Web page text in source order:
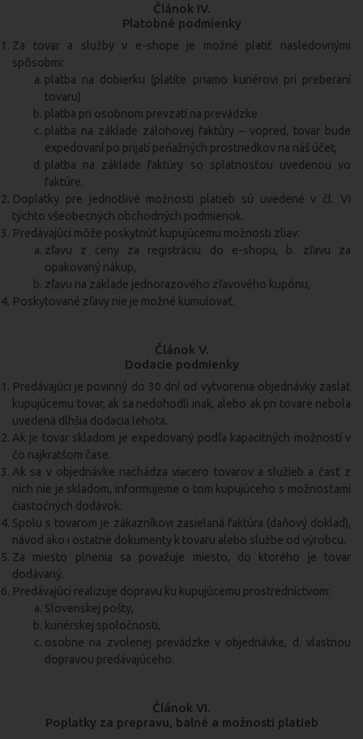
Článok IV.
Platobné podmienky
Za tovar a služby v e-shope je možné platiť nasledovnými
spôsobmi:
platba na dobierku (platíte priamo kuriérovi pri preberaní
tovaru)
platba pri osobnom prevzatí na prevádzke
platba na základe zálohovej faktúry – vopred, tovar bude
expedovaní po prijatí peňažných prostriedkov na náš účet,
platba na základe faktúry so splatnosťou uvedenou vo
faktúre.
Doplatky pre jednotlivé možnosti platieb sú uvedené v čl. VI
týchto všeobecných obchodných podmienok.
Predávajúci môže poskytnúť kupujúcemu možnosti zliav:
zľavu z ceny za registráciu do e-shopu, b. zľavu za
opakovaný nákup,
zľavu na základe jednorazového zľavového kupónu,
Poskytované zľavy nie je možné kumulovať.
Článok V.
Dodacie podmienky
Predávajúci je povinný do 30 dní od vytvorenia objednávky zaslať
kupujúcemu tovar, ak sa nedohodli inak, alebo ak pri tovare nebola
uvedená dlhšia dodacia lehota.
Ak je tovar skladom je expedovaný podľa kapacitných možností v
čo najkratšom čase.
Ak sa v objednávke nachádza viacero tovarov a služieb a časť z
nich nie je skladom, informujeme o tom kupujúceho s možnosťami
čiastočných dodávok.
Spolu s tovarom je zákazníkovi zasielaná faktúra (daňový doklad),
návod ako i ostatné dokumenty k tovaru alebo službe od výrobcu.
Za miesto plnenia sa považuje miesto, do ktorého je tovar
dodávaný.
Predávajúci realizuje dopravu ku kupujúcemu prostredníctvom:
Slovenskej pošty,
kuriérskej spoločnosti,
osobne na zvolenej prevádzke v objednávke, d. vlastnou
dopravou predávajúceho.
Článok VI.
Poplatky za prepravu, balné a možnosti platieb